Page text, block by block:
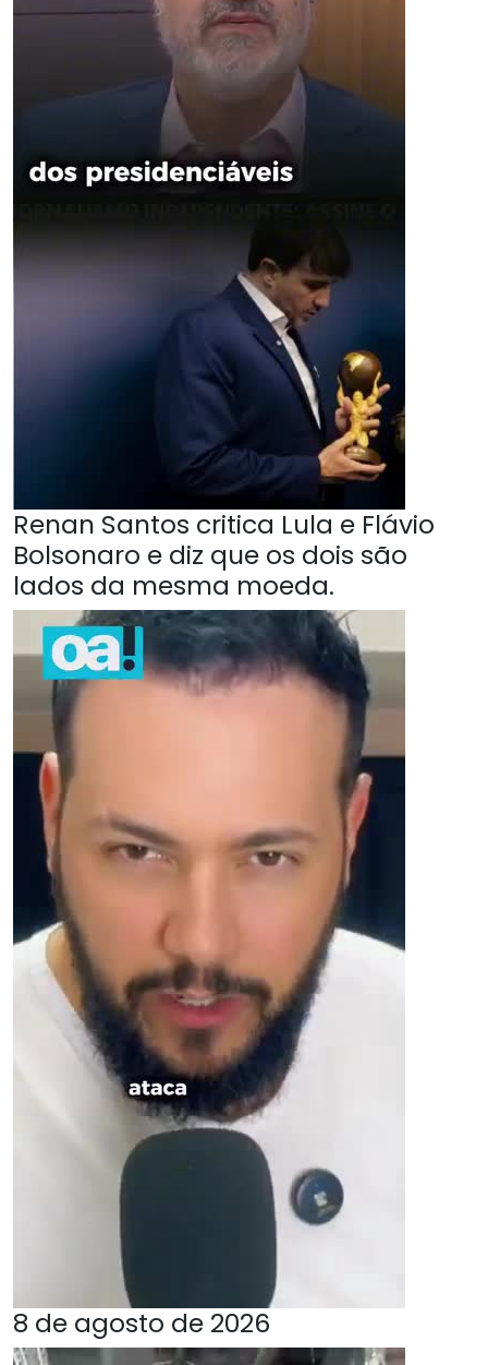
Renan Santos critica Lula e Flávio
Bolsonaro e diz que os dois são
lados da mesma moeda.
8 de agosto de 2026